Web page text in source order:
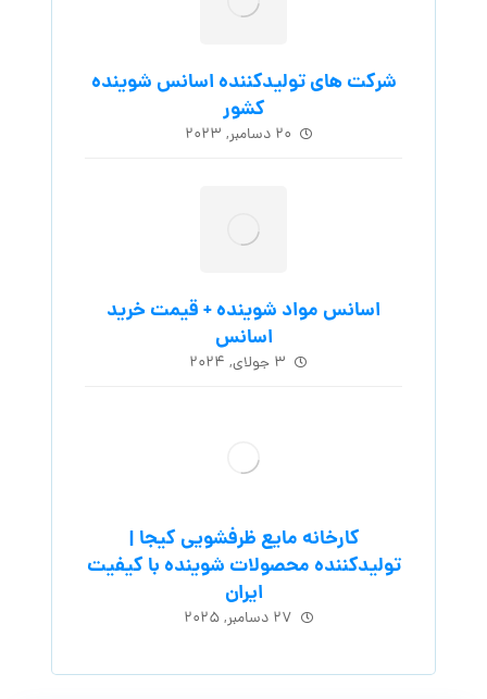
شرکت های تولیدکننده اسانس شوینده
کشور
۲۰ دسامبر, ۲۰۲۳
اسانس مواد شوینده + قیمت خرید
اسانس
۳ جولای, ۲۰۲۴
کارخانه مایع ظرفشویی کیجا |
تولیدکننده محصولات شوینده با کیفیت
ایران
۲۷ دسامبر, ۲۰۲۵